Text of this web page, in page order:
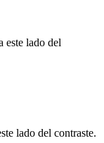
este lado del
lado del contraste.